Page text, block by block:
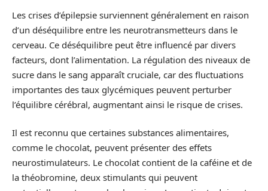
Les crises d’épilepsie surviennent généralement en raison
d’un déséquilibre entre les neurotransmetteurs dans le
cerveau. Ce déséquilibre peut être influencé par divers
facteurs, dont l’alimentation. La régulation des niveaux de
sucre dans le sang apparaît cruciale, car des fluctuations
importantes des taux glycémiques peuvent perturber
l’équilibre cérébral, augmentant ainsi le risque de crises.
Il est reconnu que certaines substances alimentaires,
comme le chocolat, peuvent présenter des effets
neurostimulateurs. Le chocolat contient de la caféine et de
la théobromine, deux stimulants qui peuvent